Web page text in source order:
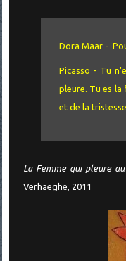
Dora Maar -
Picasso - Tu
pleure. Tu es la
et de la
La Femme qui pleure
Verhaeghe, 2011